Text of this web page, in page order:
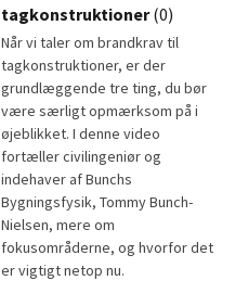
tagkonstruktioner (0)
Når vi taler om brandkrav til
tagkonstruktioner, er der
grundlæggende tre ting, du bør
være særligt opmærksom på i
øjeblikket. I denne video
fortæller civilingeniør og
indehaver af Bunchs
Bygningsfysik, Tommy Bunch-
Nielsen, mere om
fokusområderne, og hvorfor det
er vigtigt netop nu.